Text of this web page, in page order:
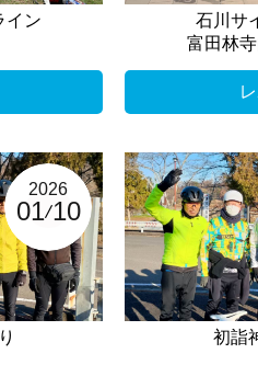
イン
石川サ
富田林
2026
01 10
初詣